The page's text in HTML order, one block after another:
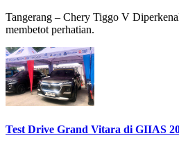
Tangerang – Chery Tiggo V
membetot perhatian.
Test Drive Grand Vitara di GIIAS